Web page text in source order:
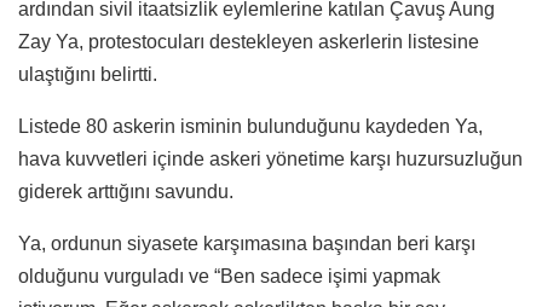
ardından sivil itaatsizlik eylemlerine katılan Çavuş Aung
Zay Ya, protestocuları destekleyen askerlerin listesine
ulaştığını belirtti.
Listede 80 askerin isminin bulunduğunu kaydeden Ya,
hava kuvvetleri içinde askeri yönetime karşı huzursuzluğun
giderek arttığını savundu.
Ya, ordunun siyasete karşımasına başından beri karşı
olduğunu vurguladı ve “Ben sadece işimi yapmak